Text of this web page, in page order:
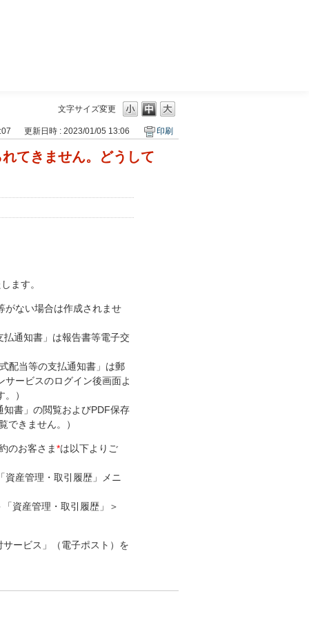
文字サイズ変更
更新日時 : 2023/01/05 13:06 印刷
てきません。どうして
ます。
がない場合は作成されませ
通知書」は報告書等電子交
配当等の支払通知書」は郵
ービスのログイン後画面よ
）
書」の閲覧およびPDF保存
できません。）
のお客さま*は以下よりご
資産管理・取引履歴」メニ
資産管理・取引履歴」＞
ービス」（電子ポスト）を